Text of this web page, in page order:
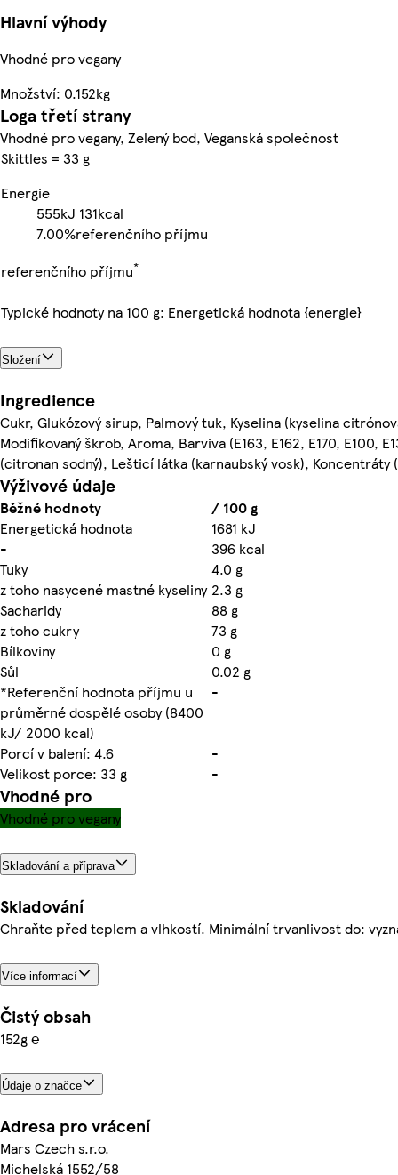
Hlavní výhody
Vhodné pro vegany
Množství: 0.152kg
Loga třetí strany
Vhodné pro vegany, Zelený bod, Veganská společnost
Skittles = 33 g
Energie
555kJ 131kcal
7.00%referenčního příjmu
referenčního příjmu*
Typické hodnoty na 100 g: Energetická hodnota {energie}
Složení
Ingredience
Cukr, Glukózový sirup, Palmový tuk, Kyselina (kyselina
Modifikovaný škrob, Aroma, Barviva (E163, E162, E170, E100,
(citronan sodný), Lešticí látka (karnaubský vosk), Koncentráty
Výživové údaje
Běžné hodnoty
/ 100 g
Energetická hodnota
1681 kJ
-
396 kcal
Tuky
4.0 g
z toho nasycené mastné kyseliny 2.3 g
Sacharidy
88 g
z toho cukry
73 g
Bílkoviny
0 g
Sůl
0.02 g
*Referenční hodnota příjmu u
průměrné dospělé osoby (8400
kJ/ 2000 kcal)
-
Porcí v balení: 4.6
-
Velikost porce: 33 g
-
Vhodné pro
Vhodné pro vegany
Skladování a příprava
Skladování
Chraňte před teplem a vlhkostí. Minimální trvanlivost do:
Více informací
Čistý obsah
152g ℮
Údaje o značce
Adresa pro vrácení
Mars Czech s.r.o.
Michelská 1552/58